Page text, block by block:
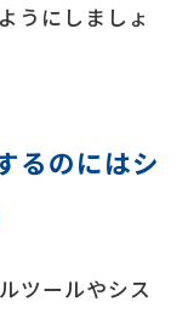
うにしましょ
るのにはシ
ツールやシス